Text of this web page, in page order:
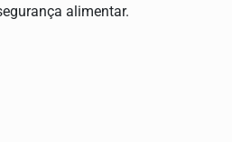
alimentar.